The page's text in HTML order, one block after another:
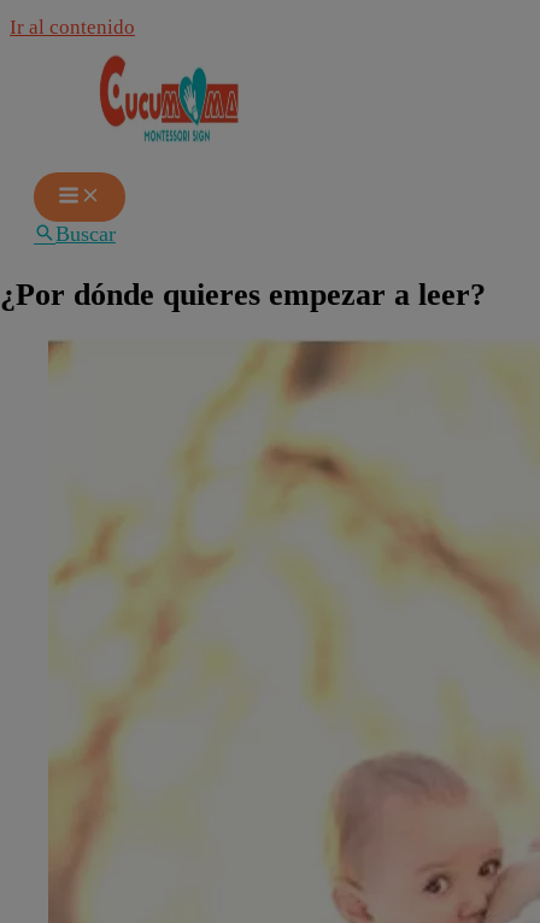
Ir al contenido
Buscar
¿Por dónde quieres empezar a leer?